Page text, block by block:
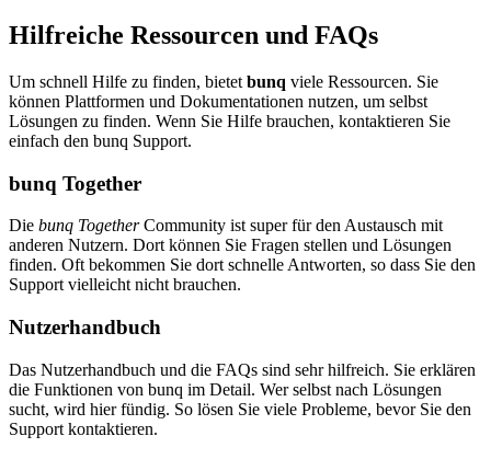
Hilfreiche Ressourcen und FAQs
Um schnell Hilfe zu finden, bietet bunq viele Ressourcen. Sie
können Plattformen und Dokumentationen nutzen, um selbst
Lösungen zu finden. Wenn Sie Hilfe brauchen, kontaktieren Sie
einfach den bunq Support.
bunq Together
Die bunq TogetherCommunity ist super für den Austausch mit
anderen Nutzern. Dort können Sie Fragen stellen und Lösungen
finden. Oft bekommen Sie dort schnelle Antworten, so dass Sie den
Support vielleicht nicht brauchen.
Nutzerhandbuch
Das Nutzerhandbuch und die FAQs sind sehr hilfreich. Sie erklären
die Funktionen von bunq im Detail. Wer selbst nach Lösungen
sucht, wird hier fündig. So lösen Sie viele Probleme, bevor Sie den
Support kontaktieren.